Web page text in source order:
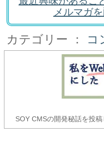
メルマガ
カテゴリー ： コ
SOY CMSの開発秘話を投